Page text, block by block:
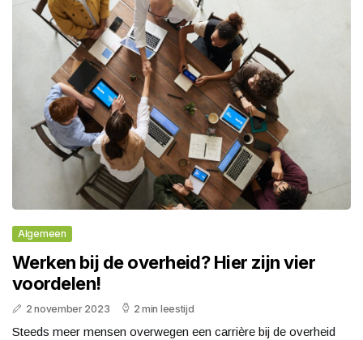
Algemeen
Werken bij de overheid? Hier zijn vier
voordelen!
2 november 2023 2 min leestijd
Steeds meer mensen overwegen een carrière bij de overheid